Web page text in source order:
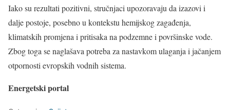
Iako su rezultati pozitivni, stručnjaci upozoravaju da izazovi i
dalje postoje, posebno u kontekstu hemijskog zagađenja,
klimatskih promjena i pritisaka na podzemne i površinske vode.
Zbog toga se naglašava potreba za nastavkom ulaganja i jačanjem
otpornosti evropskih vodnih sistema.
Energetski portal